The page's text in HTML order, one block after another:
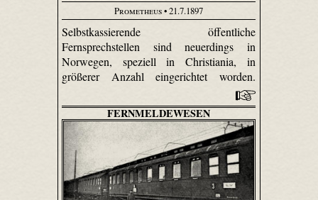
Prometheus• 21.7.1897
Selbst­kassierende öffentliche
Fernsprechstellen sind neuerdings in
Norwegen, speziell in Christiania, in
größerer Anzahl eingerichtet worden.
FERNMELDEWESEN